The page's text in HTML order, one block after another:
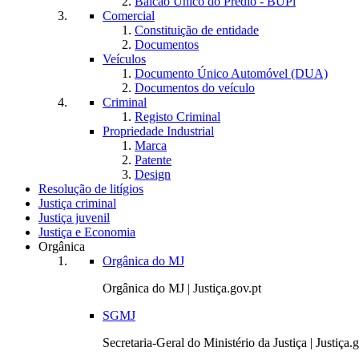
Comercial
Constituição de entidade
Documentos
Veículos
Documento Único Automóvel (DUA)
Documentos do veículo
Criminal
Registo Criminal
Propriedade Industrial
Marca
Patente
Design
Resolução de litígios
Justiça criminal
Justiça juvenil
Justiça e Economia
Orgânica
Orgânica do MJ
Orgânica do MJ | Justiça.gov.pt
SGMJ
Secretaria-Geral do Ministério da Justiça |